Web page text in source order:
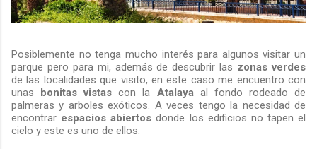
Posiblemente no tenga mucho interés para algunos visitar un
parque pero para mi, además de descubrir las zonas verdes
de las localidades que visito, en este caso me encuentro con
unas bonitas vistas con la Atalaya al fondo rodeado de
palmeras y arboles exóticos. A veces tengo la necesidad de
encontrar espacios abiertos donde los edificios no tapen el
cielo y este es uno de ellos.